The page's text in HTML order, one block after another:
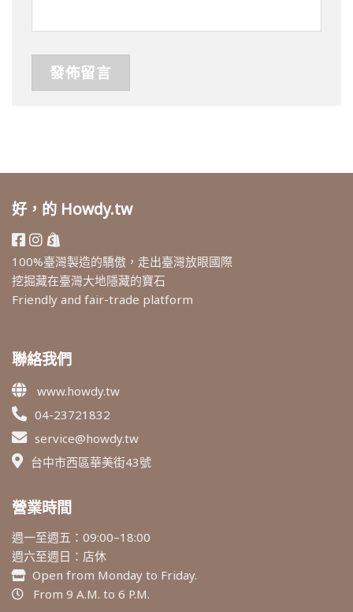
好，的 Howdy.tw
100%臺灣製造的驕傲，走出臺灣放眼國際
挖掘藏在臺灣大地隱藏的寶石
Friendly and fair-trade platform
聯絡我們
www.howdy.tw
04-23721832
service@howdy.tw
台中市西區華美街43號
營業時間
週一至週五：09:00–18:00
週六至週日：店休
Open from Monday to Friday.
From 9 A.M. to 6 P.M.